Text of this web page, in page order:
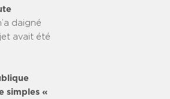
daigné
avait été
simples «